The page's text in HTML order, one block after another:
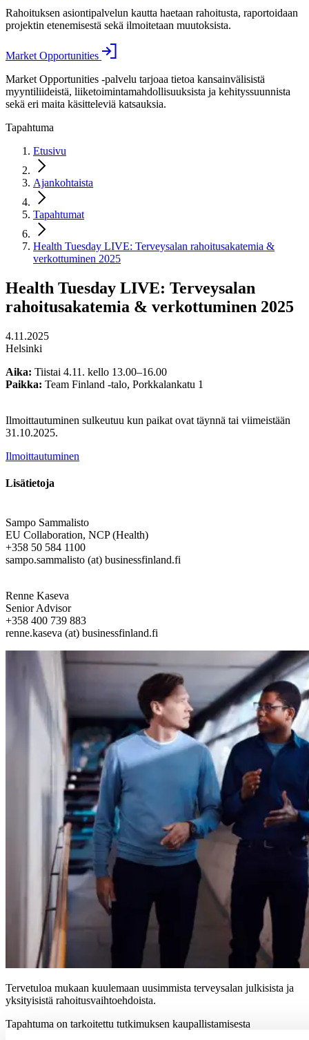
Rahoituksen asiontipalvelun kautta haetaan rahoitusta, raportoidaan
projektin etenemisestä sekä ilmoitetaan muutoksista.
Market Opportunities
Market Opportunities -palvelu tarjoaa tietoa kansainvälisistä
myyntiliideistä, liiketoimintamahdollisuuksista ja kehityssuunnista
sekä eri maita käsitteleviä katsauksia.
Tapahtuma
Etusivu
Ajankohtaista
Tapahtumat
Health Tuesday LIVE: Terveysalan rahoitusakatemia &
verkottuminen 2025
Health Tuesday LIVE: Terveysalan
rahoitusakatemia & verkottuminen 2025
4.11.2025
Helsinki
Aika: Tiistai 4.11. kello 13.00–16.00
Paikka: Team Finland -talo, Porkkalankatu 1
Ilmoittautuminen sulkeutuu kun paikat ovat täynnä tai viimeistään
31.10.2025.
Ilmoittautuminen
Lisätietoja
Sampo Sammalisto
EU Collaboration, NCP (Health)
+358 50 584 1100
sampo.sammalisto (at) businessfinland.fi
Renne Kaseva
Senior Advisor
+358 400 739 883
renne.kaseva (at) businessfinland.fi
Tervetuloa mukaan kuulemaan uusimmista terveysalan julkisista ja
yksityisistä rahoitusvaihtoehdoista.
Tapahtuma on tarkoitettu tutkimuksen kaupallistamisesta